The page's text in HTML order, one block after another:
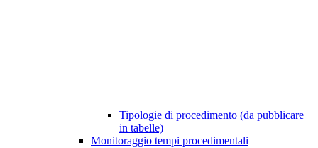
Tipologie di procedimento (da pubblicare
in tabelle)
Monitoraggio tempi procedimentali